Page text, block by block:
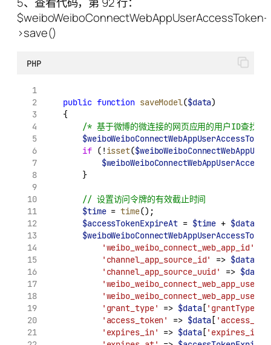
$weiboWeiboConnectWebAppUserAccessToken-
>save()
PHP
public function saveModel($data)
    {
/* 基于微博的微连接的网页应用的用户ID查找
$weiboWeiboConnectWebAppUserAccessToken
if (!isset(
        }
// 设置访问令牌的有效截止时间
$time = time();
$accessTokenExpireAt = $time + $data
$weiboWeiboConnectWebAppUserAccessToken
'weibo_weibo_connect_web_app_id'
'channel_app_source_id'
=> $data
'channel_app_source_uuid'
=> $data
'grant_type'
=> $data['grantType'
'access_token'
=> $data [
'expires_in'
=> $data['expires_in'